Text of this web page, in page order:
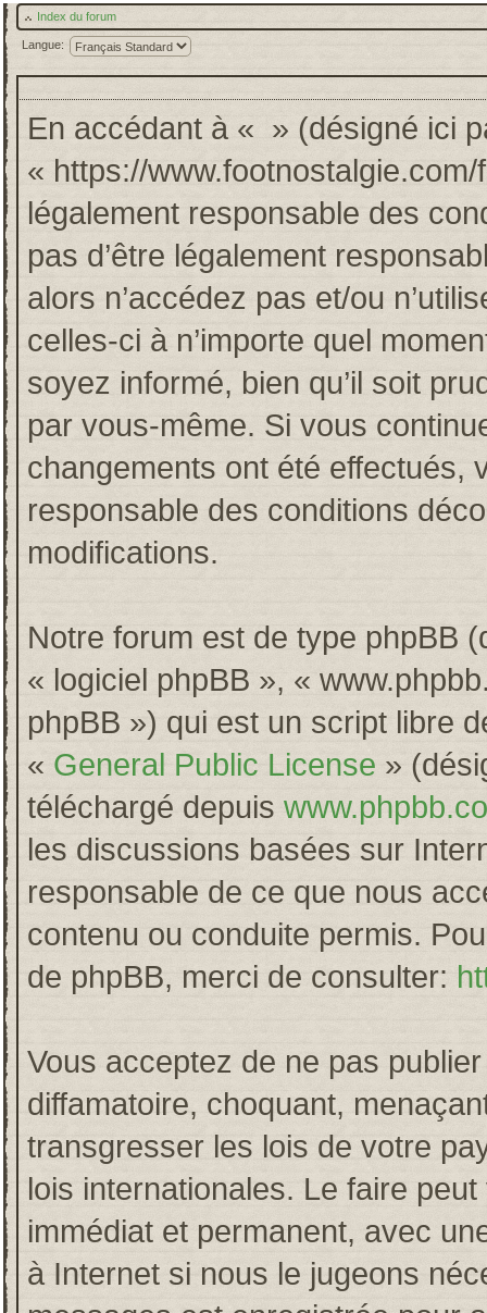
Index du forum
Langue:
En accédant à « » (désigné ici
« https://
légalement responsable des
pas d’être légalement
alors n’accédez pas et/ou
celles-ci à n’importe quel
soyez informé, bien qu’il soit
par vous-même. Si vous
changements ont été effectués,
responsable des conditions
modifications.
Notre forum est de type phpBB
« logiciel phpBB », «
phpBB ») qui est un script libre
« General Public License »
téléchargé depuis
les discussions basées sur
responsable de ce que nous
contenu ou conduite permis.
de phpBB, merci de consulter:
Vous acceptez de ne pas
diffamatoire, choquant,
transgresser les lois de votre
lois internationales. Le faire
immédiat et permanent, avec
à Internet si nous le jugeons